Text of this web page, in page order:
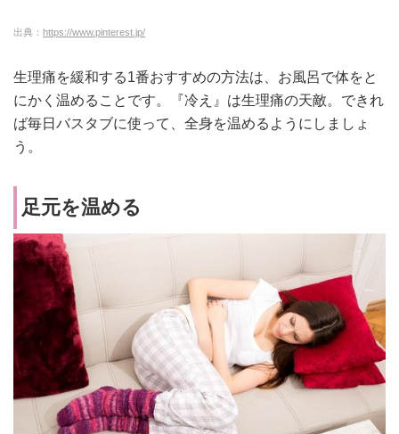
出典： https://www.pinterest.jp/
生理痛を緩和する1番おすすめの方法は、お風呂で体をと
にかく温めることです。
『冷え』は生理痛の天敵。できれ
ば毎日バスタブに使って、全身を温めるようにしましょ
う。
足元を温める